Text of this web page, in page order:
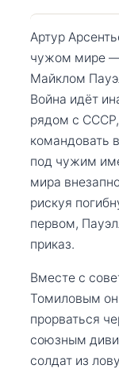
Артур
чужом мире
Майклом
Война идёт
рядом с
командовать
под чужим
мира
рискуя
первом,
приказ.
Вместе с
Томиловым
прорваться
союзным
солдат из